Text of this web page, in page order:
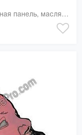
235 x 151 см, алюминиевая композитная панель, масляная краска